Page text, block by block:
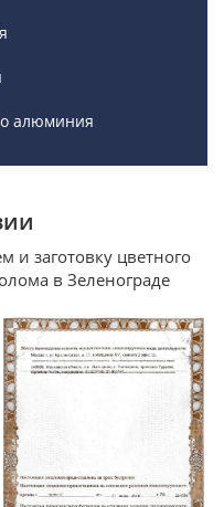
алюминия
и заготовку цветного
в Зеленограде